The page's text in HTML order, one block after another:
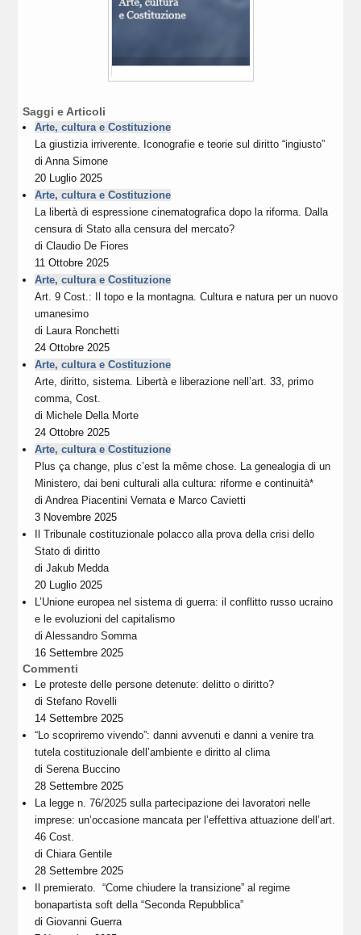
Saggi e Articoli
Arte, cultura e Costituzione
La giustizia irriverente. Iconografie e teorie sul diritto “ingiusto”
diAnna Simone
20 Luglio 2025
Arte, cultura e Costituzione
La libertà di espressione cinematografica dopo la riforma. Dalla
censura di Stato alla censura del mercato?
diClaudio De Fiores
11 Ottobre 2025
Arte, cultura e Costituzione
Art. 9 Cost.: Il topo e la montagna. Cultura e natura per un nuovo
umanesimo
di Laura Ronchetti
24 Ottobre 2025
Arte, cultura e Costituzione
Arte, diritto, sistema. Libertà e liberazione nell’art. 33, primo
comma, Cost.
di Michele Della Morte
24 Ottobre 2025
Arte, cultura e Costituzione
Plus ça change, plus c’est la même chose. La genealogia di un
Ministero, dai beni culturali alla cultura: riforme e continuità*
diAndrea Piacentini Vernatae Marco Cavietti
3 Novembre 2025
Il Tribunale costituzionale polacco alla prova della crisi dello
Stato di diritto
diJakub Medda
20 Luglio 2025
L’Unione europea nel sistema di guerra: il conflitto russo ucraino
e le evoluzioni del capitalismo
diAlessandro Somma
16 Settembre 2025
Commenti
Le proteste delle persone detenute: delitto o diritto?
diStefano Rovelli
14 Settembre 2025
“Lo scopriremo vivendo”: danni avvenuti e danni a venire tra
tutela costituzionale dell’ambiente e diritto al clima
diSerena Buccino
28 Settembre 2025
La legge n. 76/2025 sulla partecipazione dei lavoratori nelle
imprese: un’occasione mancata per l’effettiva attuazione dell’art.
46 Cost.
diChiara Gentile
28 Settembre 2025
Il premierato. “Come chiudere la transizione” al regime
bonapartista soft della “Seconda Repubblica”
diGiovanni Guerra